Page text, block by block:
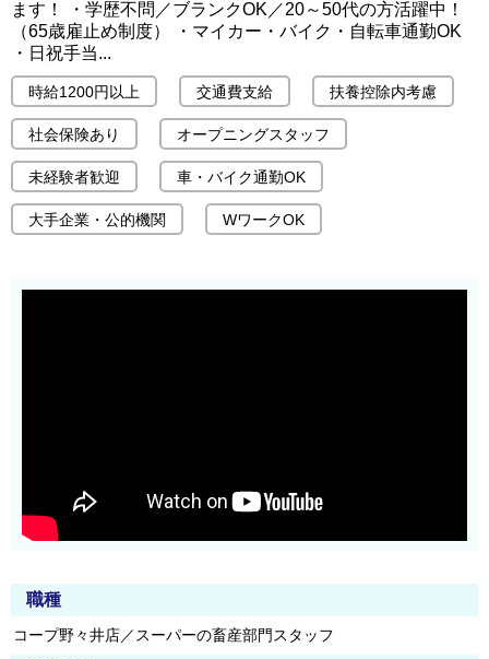
ます！ ・学歴不問／ブランクOK／20～50代の方活躍中！
（65歳雇止め制度） ・マイカー・バイク・自転車通勤OK
・日祝手当...
時給1200円以上 交通費支給 扶養控除内考慮
社会保険あり オープニングスタッフ
未経験者歓迎 車・バイク通勤OK
大手企業・公的機関 WワークOK
職種
コープ野々井店／スーパーの畜産部門スタッフ